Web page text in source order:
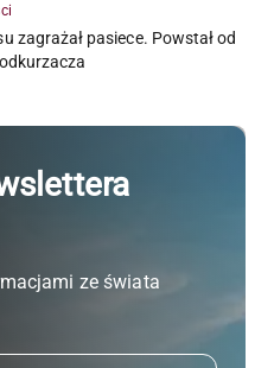
zagrażał pasiece. Powstał od
ze świata